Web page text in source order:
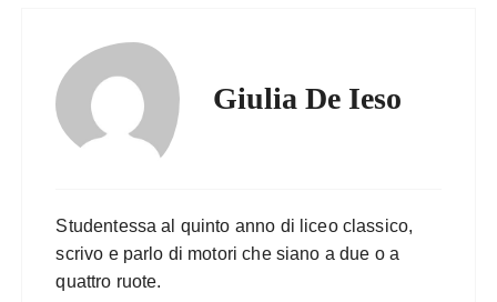
Giulia De Ieso
Studentessa al quinto anno di liceo classico,
scrivo e parlo di motori che siano a due o a
quattro ruote.